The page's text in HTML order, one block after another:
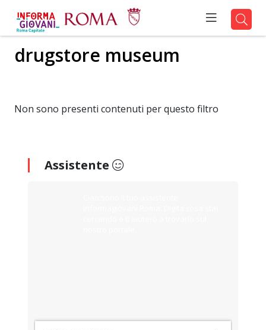
drugstore museum
Non sono presenti contenuti per questo filtro
Assistente